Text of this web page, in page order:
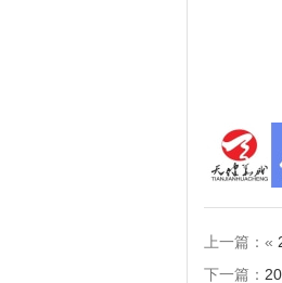
上一篇：«
下一篇：